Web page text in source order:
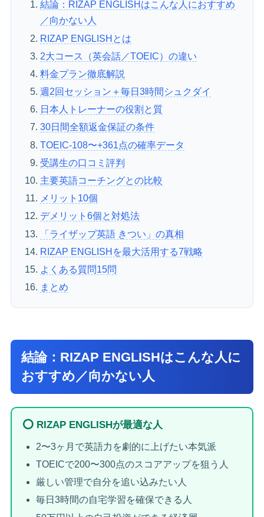
結論：RIZAP ENGLISHはこんな人におすすめ
／向かない人
RIZAP ENGLISHとは
2大コース（英会話／TOEIC）の違い
料金プラン徹底解説
週2回セッション＋毎日3時間シュクダイ
日本人トレーナーの役割と質
30日間全額返金保証の条件
TOEIC-108〜+361点の確率データ
受講生の口コミ評判
主要英語コーチングとの比較
メリット10個
デメリット6個と対処法
「ライザップ英語 きつい」の真相
RIZAP ENGLISHを最大活用する7戦略
よくある質問15問
まとめ
結論：RIZAP ENGLISHはこんな人に
おすすめ／向かない人
⭕ RIZAP ENGLISHが最適な人
2〜3ヶ月で英語力を劇的に上げたい本気派
TOEICで200〜300点のスコアアップを狙う人
厳しい管理で自分を追い込みたい人
毎日3時間の自宅学習を確保できる人